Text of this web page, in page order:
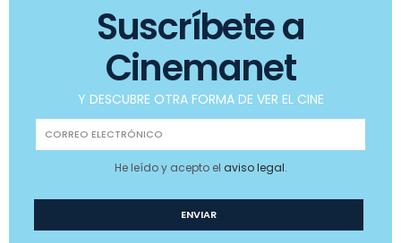
Suscríbete a
Cinemanet
Y DESCUBRE OTRA FORMA DE VER EL CINE
He leído y acepto el aviso legal.